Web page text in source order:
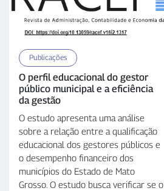
Publicações
O perfil educacional do gestor
público municipal e a eficiência
da gestão
O estudo apresenta uma análise
sobre a relação entre a qualificação
educacional dos gestores públicos e
o desempenho financeiro dos
municípios do Estado de Mato
Grosso. O estudo busca verificar se o